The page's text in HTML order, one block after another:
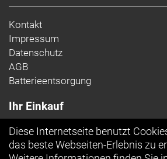
Kontakt
Impressum
Datenschutz
AGB
Batterieentsorgung
Ihr Einkauf
Top Artikel
Diese Internetseite benutzt
das beste Webseiten-Erlebnis zu